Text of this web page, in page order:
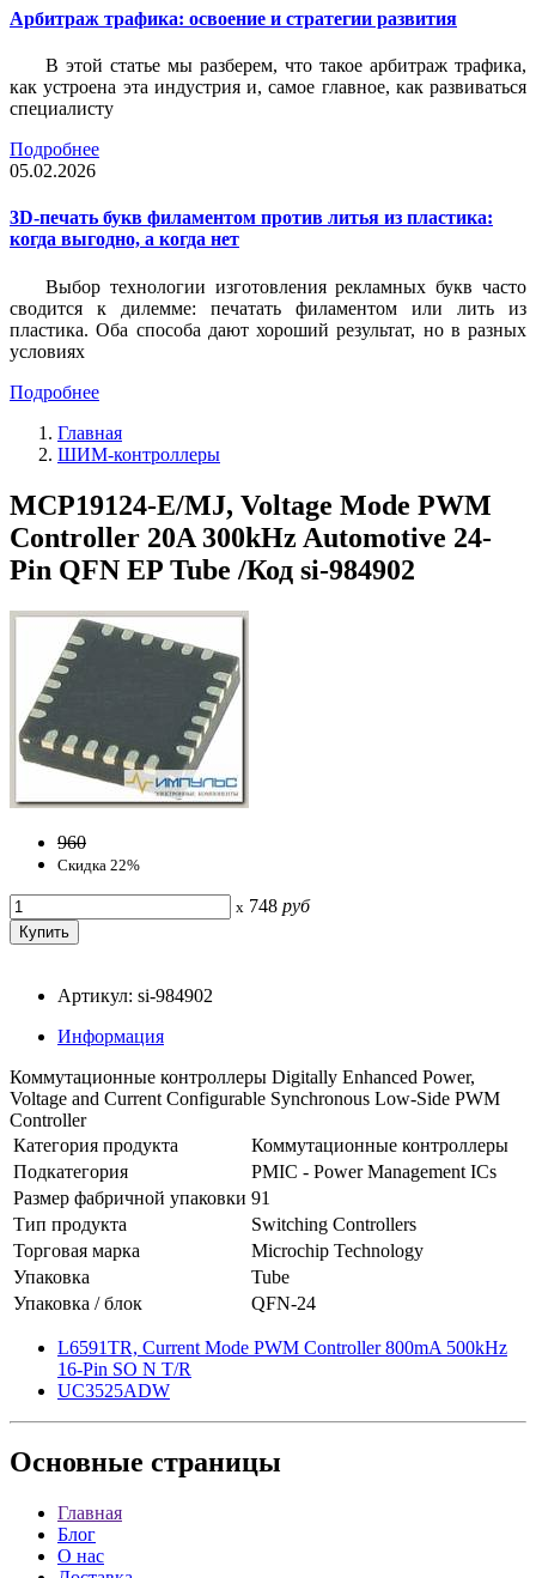
Арбитраж трафика: освоение и стратегии развития
В этой статье мы разберем, что такое арбитраж трафика,
как устроена эта индустрия и, самое главное, как развиваться
специалисту
Подробнее
05.02.2026
3D-печать букв филаментом против литья из пластика:
когда выгодно, а когда нет
Выбор технологии изготовления рекламных букв часто
сводится к дилемме: печатать филаментом или лить из
пластика. Оба способа дают хороший результат, но в разных
условиях
Подробнее
Главная
ШИМ-контроллеры
MCP19124-E/MJ, Voltage Mode PWM
Controller 20A 300kHz Automotive 24-
Pin QFN EP Tube /Код si-984902
960
Скидка 22%
x 748 руб
Артикул: si-984902
Информация
Коммутационные контроллеры Digitally Enhanced Power,
Voltage and Current Configurable Synchronous Low-Side PWM
Controller
Категория продукта
Коммутационные контроллеры
Подкатегория
PMIC - Power Management ICs
Размер фабричной упаковки 91
Тип продукта
Switching Controllers
Торговая марка
Microchip Technology
Упаковка
Tube
Упаковка / блок
QFN-24
L6591TR, Current Mode PWM Controller 800mA 500kHz
16-Pin SO N T/R
UC3525ADW
Основные страницы
Главная
Блог
О нас